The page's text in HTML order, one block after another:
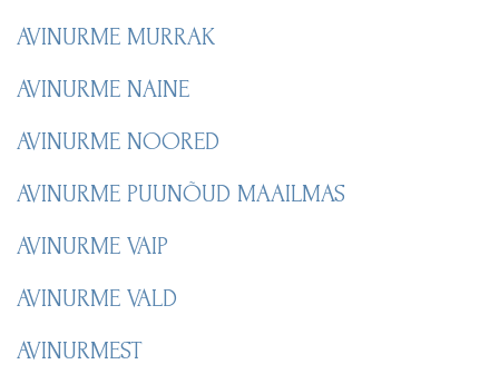
AVINURME MURRAK
AVINURME NAINE
AVINURME NOORED
AVINURME PUUNÕUD MAAILMAS
AVINURME VAIP
AVINURME VALD
AVINURMEST